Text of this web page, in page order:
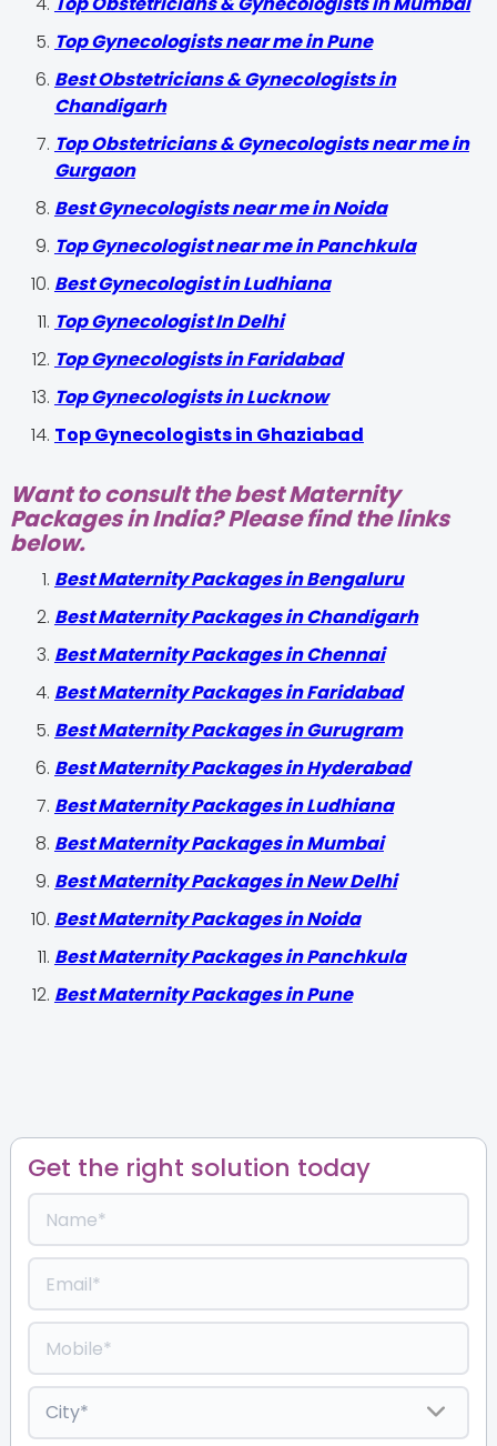
Top Gynecologists near me in Pune
Best Obstetricians & Gynecologists in
Chandigarh
Top Obstetricians & Gynecologists near me in
Gurgaon
Best Gynecologists near me in Noida
Top Gynecologist near me in Panchkula
Best Gynecologist in Ludhiana
Top Gynecologist In Delhi
Top Gynecologists in Faridabad
Top Gynecologists in Lucknow
Top Gynecologists in Ghaziabad
Want to consult the best Maternity
Packages in India? Please find the links
below.
Best Maternity Packages in Bengaluru
Best Maternity Packages in Chandigarh
Best Maternity Packages in Chennai
Best Maternity Packages in Faridabad
Best Maternity Packages in Gurugram
Best Maternity Packages in Hyderabad
Best Maternity Packages in Ludhiana
Best Maternity Packages in Mumbai
Best Maternity Packages in New Delhi
Best Maternity Packages in Noida
Best Maternity Packages in Panchkula
Best Maternity Packages in Pune
Get the right solution today